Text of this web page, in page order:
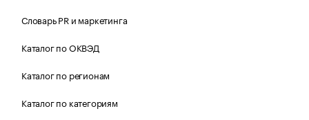
Словарь PR и маркетинга
Каталог по ОКВЭД
Каталог по регионам
Каталог по категориям